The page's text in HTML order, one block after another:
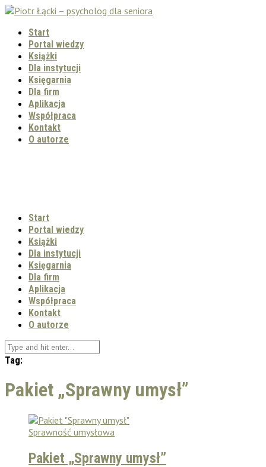
Start
Portal wiedzy
Książki
Dla instytucji
Księgarnia
Dla firm
Aplikacja
Współpraca
Kontakt
O autorze
Start
Portal wiedzy
Książki
Dla instytucji
Księgarnia
Dla firm
Aplikacja
Współpraca
Kontakt
O autorze
Tag:
Pakiet „Sprawny umysł”
Sprawność umysłowa
Pakiet „Sprawny umysł”